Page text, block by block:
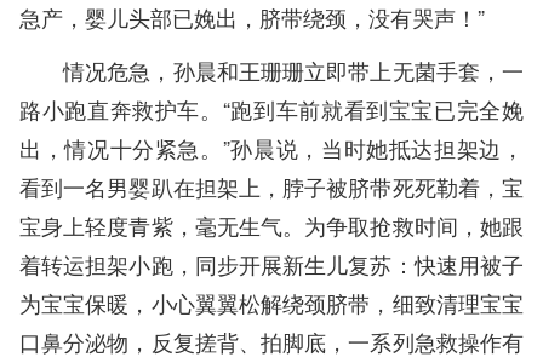
急产，婴儿头部已娩出，脐带绕颈，没有哭声！”
情况危急，孙晨和王珊珊立即带上无菌手套，一
路小跑直奔救护车。“跑到车前就看到宝宝已完全娩
出，情况十分紧急。”孙晨说，当时她抵达担架边，
看到一名男婴趴在担架上，脖子被脐带死死勒着，宝
宝身上轻度青紫，毫无生气。为争取抢救时间，她跟
着转运担架小跑，同步开展新生儿复苏：快速用被子
为宝宝保暖，小心翼翼松解绕颈脐带，细致清理宝宝
口鼻分泌物，反复搓背、拍脚底，一系列急救操作有